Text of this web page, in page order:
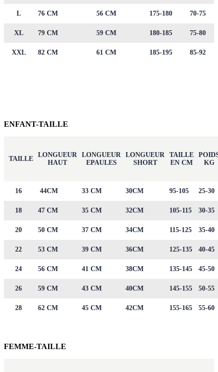
L 76 CM 56 CM 175-180 70-75
XL 79 CM 59 CM 180-185 75-80
XXL 82 CM 61 CM 185-195 85-92
ENFANT-TAILLE
TAILLE
LONGUEUR
HAUT
LONGUEUR
EPAULES
LONGUEUR
SHORT
TAILLE
EN CM
KG
16 44CM 33 CM 30CM 95-105 25-30
18 47 CM 35 CM 32CM 105-115 30-35
20 50 CM 37 CM 34CM 115-125 35-40
22 53 CM 39 CM 36CM 125-135 40-45
24 56 CM 41 CM 38CM 135-145 45-50
26 59 CM 43 CM 40CM 145-155 50-55
28 62 CM 45 CM 42CM 155-165 55-60
FEMME-TAILLE